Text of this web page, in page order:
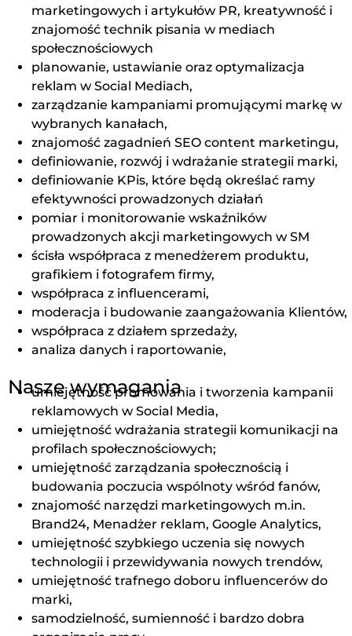
marketingowych i artykułów PR, kreatywność i
znajomość technik pisania w mediach
społecznościowych
planowanie, ustawianie oraz optymalizacja
reklam w Social Mediach,
zarządzanie kampaniami promującymi markę w
wybranych kanałach,
znajomość zagadnień SEO content marketingu,
definiowanie, rozwój i wdrażanie strategii marki,
definiowanie KPis, które będą określać ramy
efektywności prowadzonych działań
pomiar i monitorowanie wskaźników
prowadzonych akcji marketingowych w SM
ścisła współpraca z menedżerem produktu,
grafikiem i fotografem firmy,
współpraca z influencerami,
moderacja i budowanie zaangażowania Klientów,
współpraca z działem sprzedaży,
analiza danych i raportowanie,
Nasze wymagania
umiejętność promowania i tworzenia kampanii
reklamowych w Social Media,
umiejętność wdrażania strategii komunikacji na
profilach społecznościowych;
umiejętność zarządzania społecznością i
budowania poczucia wspólnoty wśród fanów,
znajomość narzędzi marketingowych m.in.
Brand24, Menadżer reklam, Google Analytics,
umiejętność szybkiego uczenia się nowych
technologii i przewidywania nowych trendów,
umiejętność trafnego doboru influencerów do
marki,
samodzielność, sumienność i bardzo dobra